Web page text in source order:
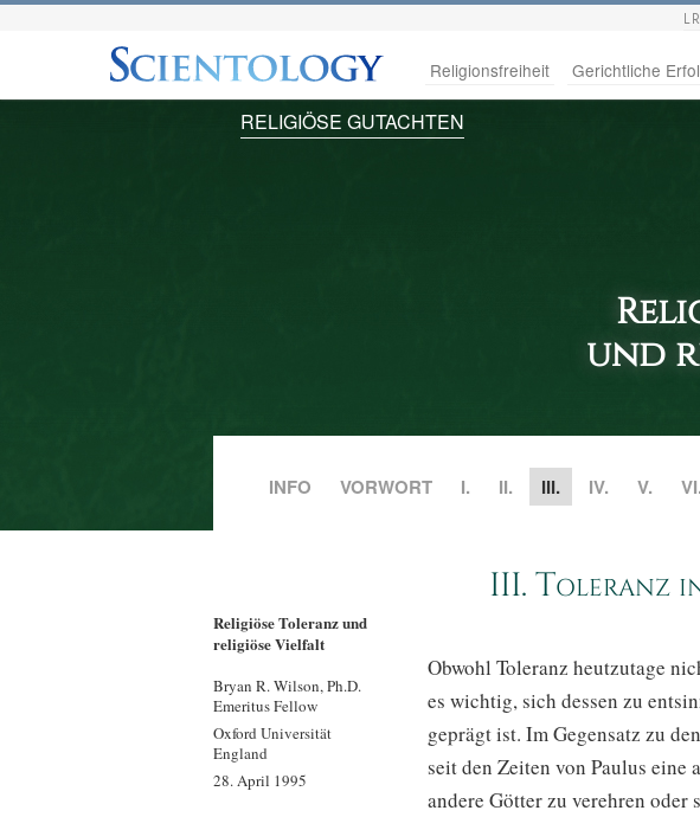
L
Religionsfreiheit Gerichtliche
RELIGIÖSE GUTACHTEN
und
INFO VORWORT I. II. III. IV. V. VI.
Religiöse Toleranz und
religiöse Vielfalt
Bryan R. Wilson, Ph.D.
Emeritus Fellow
Oxford Universität
England
28. April 1995
III. Toleranz
Obwohl Toleranz heutzutage
es wichtig, sich dessen zu
geprägt ist. Im Gegensatz zu
seit den Zeiten von Paulus eine
andere Götter zu verehren oder